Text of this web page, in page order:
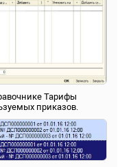
Тарифы
приказов.